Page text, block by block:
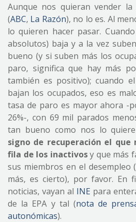
Aunque nos quieran vender
(ABC, La Razón), no lo es. Al
lo quieren hacer pasar.
absolutos) baja y a la vez
bueno (y si suben más los
paro, significa que hay más
también es positivo); cuando
bajan los ocupados, eso es
tasa de paro es mayor ahora -
26%-, con 69 mil parados
tan bueno como nos lo
signo de recuperación el
fila de los inactivosy que más
sus miembros en el desempleo
más, es cierto), por favor. En
noticias, vayan al INE para
de la EPA y tal (nota de
autonómicas).